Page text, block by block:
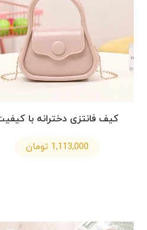
کیف فانتزی دخترانه با
1,113,000 تومان